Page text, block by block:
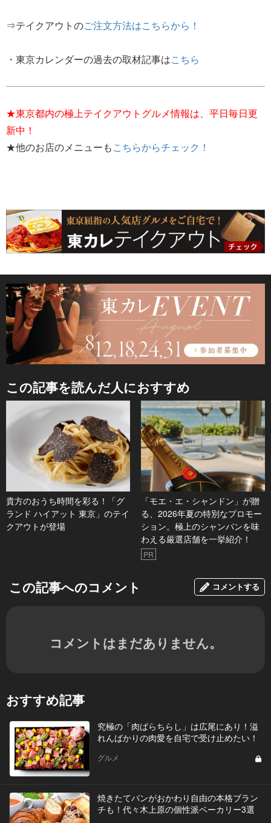
⇒テイクアウトのご注文方法はこちらから！
・東京カレンダーの過去の取材記事はこちら
★東京都内の極上テイクアウトグルメ情報は、平日毎日更
新中！
★他のお店のメニューもこちらからチェック！
この記事を読んだ人におすすめ
貴方のおうち時間を彩る！「グ
ランド ハイアット 東京」のテイ
クアウトが登場
「モエ・エ・シャンドン」が贈
る、2026年夏の特別なプロモー
ション。極上のシャンパンを味
わえる厳選店舗を一挙紹介！
PR
この記事へのコメント コメントする
コメントはまだありません。
おすすめ記事
究極の「肉ばらちらし」は広尾にあり！溢
れんばかりの肉愛を自宅で受け止めたい！
グルメ
焼きたてパンがおかわり自由の本格ブラン
チも！代々木上原の個性派ベーカリー3選